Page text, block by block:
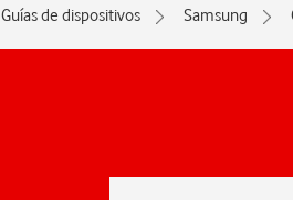
Guías de dispositivos Samsung